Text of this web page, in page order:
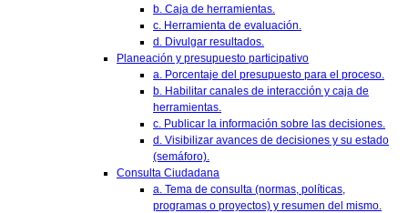
b. Caja de herramientas.
c. Herramienta de evaluación.
d. Divulgar resultados.
Planeación y presupuesto participativo
a. Porcentaje del presupuesto para el proceso.
b. Habilitar canales de interacción y caja de
herramientas.
c. Publicar la información sobre las decisiones.
d. Visibilizar avances de decisiones y su estado
(semáforo).
Consulta Ciudadana
a. Tema de consulta (normas, políticas,
programas o proyectos) y resumen del mismo.